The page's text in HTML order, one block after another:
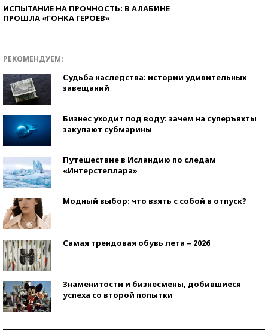
ИСПЫТАНИЕ НА ПРОЧНОСТЬ: В АЛАБИНЕ
ПРОШЛА «ГОНКА ГЕРОЕВ»
РЕКОМЕНДУЕМ:
Судьба наследства: истории удивительных
завещаний
Бизнес уходит под воду: зачем на суперъяхты
закупают субмарины
Путешествие в Исландию по следам
«Интерстеллара»
Модный выбор: что взять с собой в отпуск?
Самая трендовая обувь лета – 2026
Знаменитости и бизнесмены, добившиеся
успеха со второй попытки